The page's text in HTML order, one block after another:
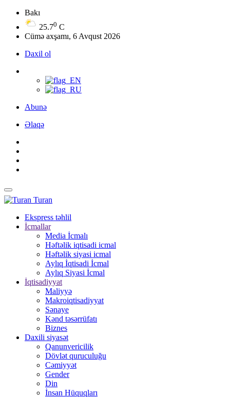
Bakı
25.70 C
Cümə axşamı, 6 Avqust 2026
Daxil ol
Abunə
Əlaqə
Turan
Ekspress təhlil
İcmallar
Media İcmalı
Həftəlik iqtisadi icmal
Həftəlik siyasi icmal
Aylıq İqtisadi İcmal
Aylıq Siyasi İcmal
İqtisadiyyat
Maliyyə
Makroiqtisadiyyat
Sənaye
Kənd təsərrüfatı
Biznes
Daxili siyasət
Qanunvericilik
Dövlət quruculuğu
Cəmiyyət
Gender
Din
İnsan Hüquqları